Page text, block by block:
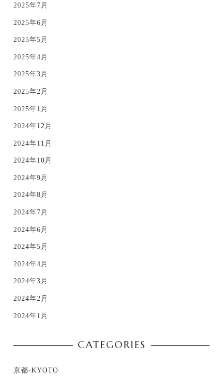
2025年7月
2025年6月
2025年5月
2025年4月
2025年3月
2025年2月
2025年1月
2024年12月
2024年11月
2024年10月
2024年9月
2024年8月
2024年7月
2024年6月
2024年5月
2024年4月
2024年3月
2024年2月
2024年1月
CATEGORIES
京都-KYOTO